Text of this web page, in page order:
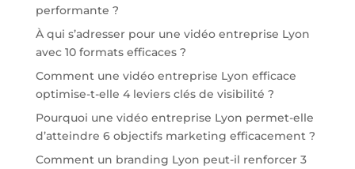
performante ?
À qui s’adresser pour une vidéo entreprise Lyon
avec 10 formats efficaces ?
Comment une vidéo entreprise Lyon efficace
optimise-t-elle 4 leviers clés de visibilité ?
Pourquoi une vidéo entreprise Lyon permet-elle
d’atteindre 6 objectifs marketing efficacement ?
Comment un branding Lyon peut-il renforcer 3